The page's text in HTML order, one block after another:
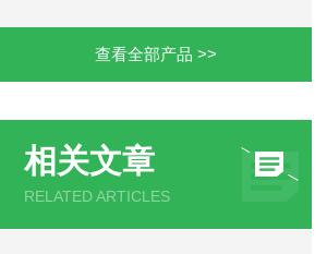
查看全部产品 >>
相关文章
RELATED ARTICLES